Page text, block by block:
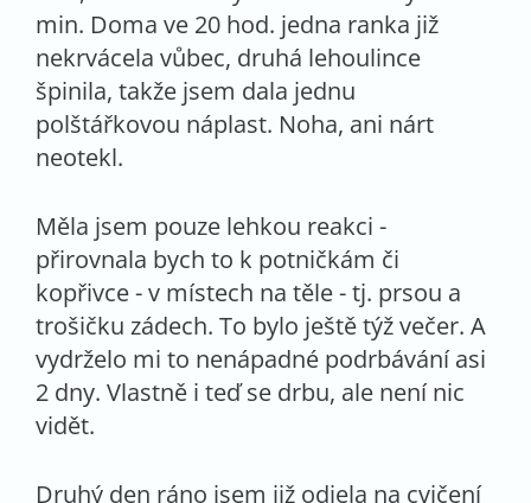
min. Doma ve 20 hod. jedna ranka již
nekrvácela vůbec, druhá lehoulince
špinila, takže jsem dala jednu
polštářkovou náplast. Noha, ani nárt
neotekl.
Měla jsem pouze lehkou reakci -
přirovnala bych to k potničkám či
kopřivce - v místech na těle - tj. prsou a
trošičku zádech. To bylo ještě týž večer. A
vydrželo mi to nenápadné podrbávání asi
2 dny. Vlastně i teď se drbu, ale není nic
vidět.
Druhý den ráno jsem již odjela na cvičení